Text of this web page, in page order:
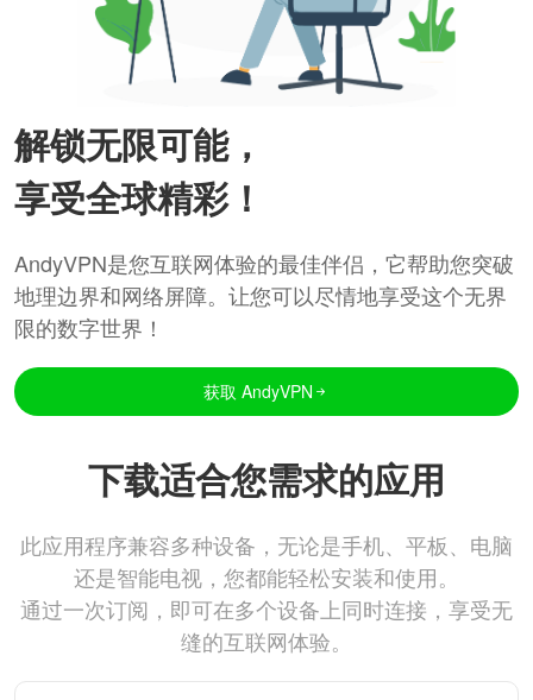
解锁无限可能，
享受全球精彩！
AndyVPN是您互联网体验的最佳伴侣，它帮助您突破
地理边界和网络屏障。让您可以尽情地享受这个无界
限的数字世界！
获取 AndyVPN
下载适合您需求的应用
此应用程序兼容多种设备，无论是手机、平板、电脑
还是智能电视，您都能轻松安装和使用。
通过一次订阅，即可在多个设备上同时连接，享受无
缝的互联网体验。